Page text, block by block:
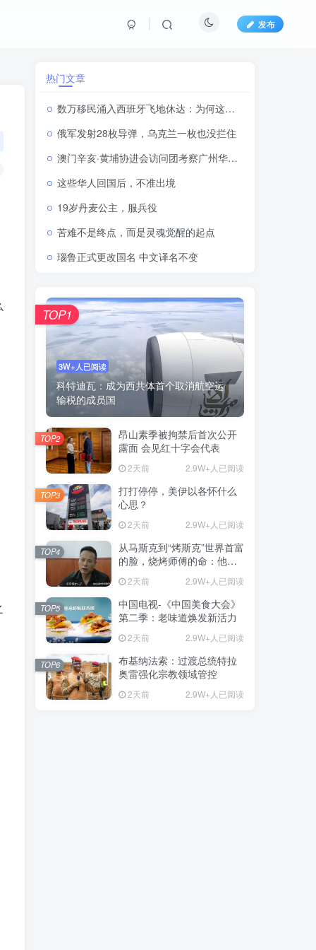
发布
热门文章
数万移民涌入西班牙飞地休达：为何这里成为进入欧盟的重要通道？
俄军发射28枚导弹，乌克兰一枚也没拦住
澳门辛亥·黄埔协进会访问团考察广州华立学院（江门校区）
这些华人回国后，不准出境
19岁丹麦公主，服兵役
苦难不是终点，而是灵魂觉醒的起点
瑙鲁正式更改国名 中文译名不变
3W+人已阅读
科特迪瓦：成为西共体首个取消航空运
输税的成员国
TOP1
昂山素季被拘禁后首次公开
露面 会见红十字会代表
2天前 2.9W+人已阅读
TOP2
打打停停，美伊以各怀什么
心思？
2天前 2.9W+人已阅读
TOP3
从马斯克到“烤斯克”世界首富
的脸，烧烤师傅的命：他靠
2天前 2.9W+人已阅读
TOP4
中国电视-《中国美食大会》
第二季：老味道焕发新活力
2天前 2.9W+人已阅读
TOP5
布基纳法索：过渡总统特拉
奥雷强化宗教领域管控
2天前 2.9W+人已阅读
TOP6